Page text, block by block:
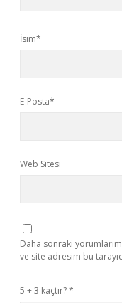
İsim*
E-Posta*
Web Sitesi
Daha sonraki
ve site adresim bu
5 + 3 kaçtır?*